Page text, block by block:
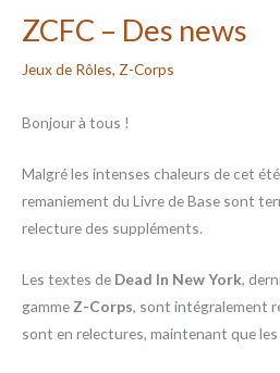
ZCFC – Des news
Jeux de Rôles, Z-Corps
Bonjour à tous !
Malgré les intenses chaleurs de cet
remaniement du Livre de Base sont
relecture des suppléments.
Les textes de Dead In New York,
gamme Z-Corps, sont intégralement
sont en relectures, maintenant que